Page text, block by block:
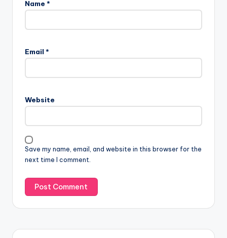
Name *
Email *
Website
Save my name, email, and website in this browser for the
next time I comment.